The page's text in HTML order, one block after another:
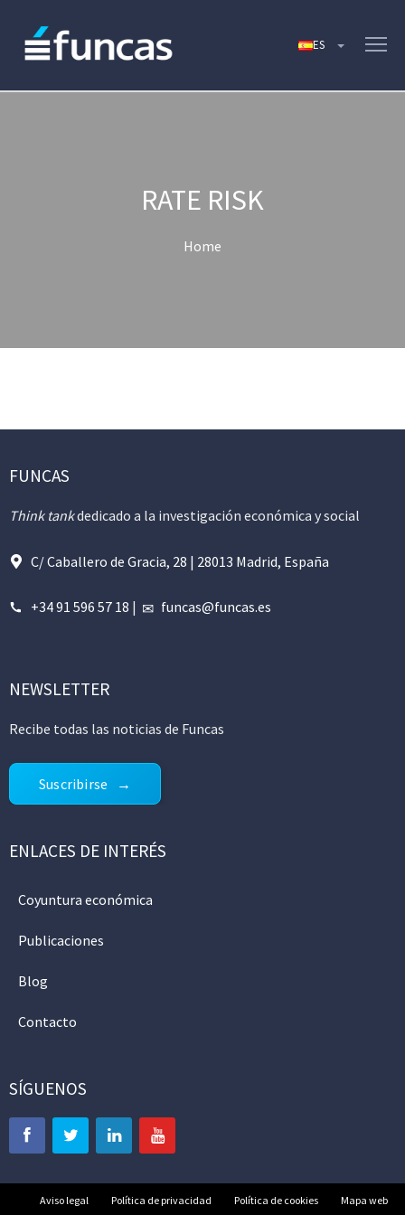
RATE RISK
Home
FUNCAS
Think tankdedicado a la investigación económica y social
C/ Caballero de Gracia, 28 | 28013 Madrid, España
+34 91 596 57 18 | funcas@funcas.es
NEWSLETTER
Recibe todas las noticias de Funcas
Suscribirse
ENLACES DE INTERÉS
Coyuntura económica
Publicaciones
Blog
Contacto
SÍGUENOS
Aviso legal Política de privacidad Política de cookies Mapa web